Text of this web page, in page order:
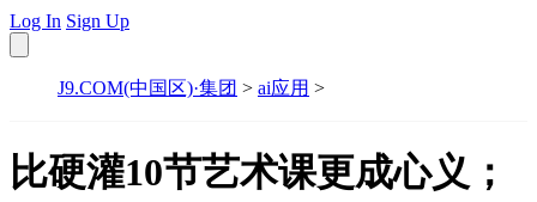
Log In Sign Up
J9.COM(中国区)·集团 > ai应用 >
比硬灌10节艺术课更成心义；